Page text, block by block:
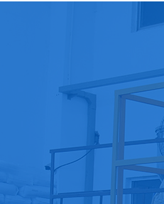
公司地址